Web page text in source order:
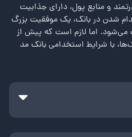
و منابع پول، دارای جذابیت
شدن در بانک‌، یک موفقیت بزرگ
می‌شود. اما لازم است که پیش از
با شرایط استخدامی بانک مد
برگزاری آزمون استخدامی بانک
سالانه تلاش می‌کنند که در یکی
استخدام شوند. اگر استخدام
ادامه با ما همراه باشید تا